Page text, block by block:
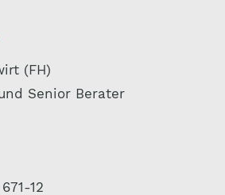
(FH)
Senior Berater
12